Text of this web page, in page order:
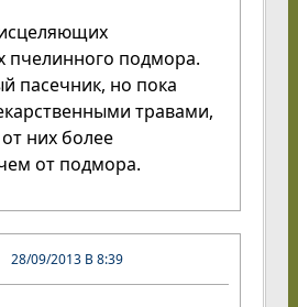
пчелинного подмора.
пасечник, но пока
травами,
от них более
от подмора.
28/09/2013 В 8:39